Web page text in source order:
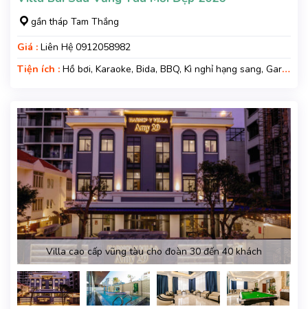
gần tháp Tam Thắng
Giá : Liên Hệ 0912058982
Tiện ích : Hồ bơi, Karaoke, Bida, BBQ, Kì nghỉ hạng sang, Gara
Villa cao cấp vũng tàu cho đoàn 30 đến 40 khách